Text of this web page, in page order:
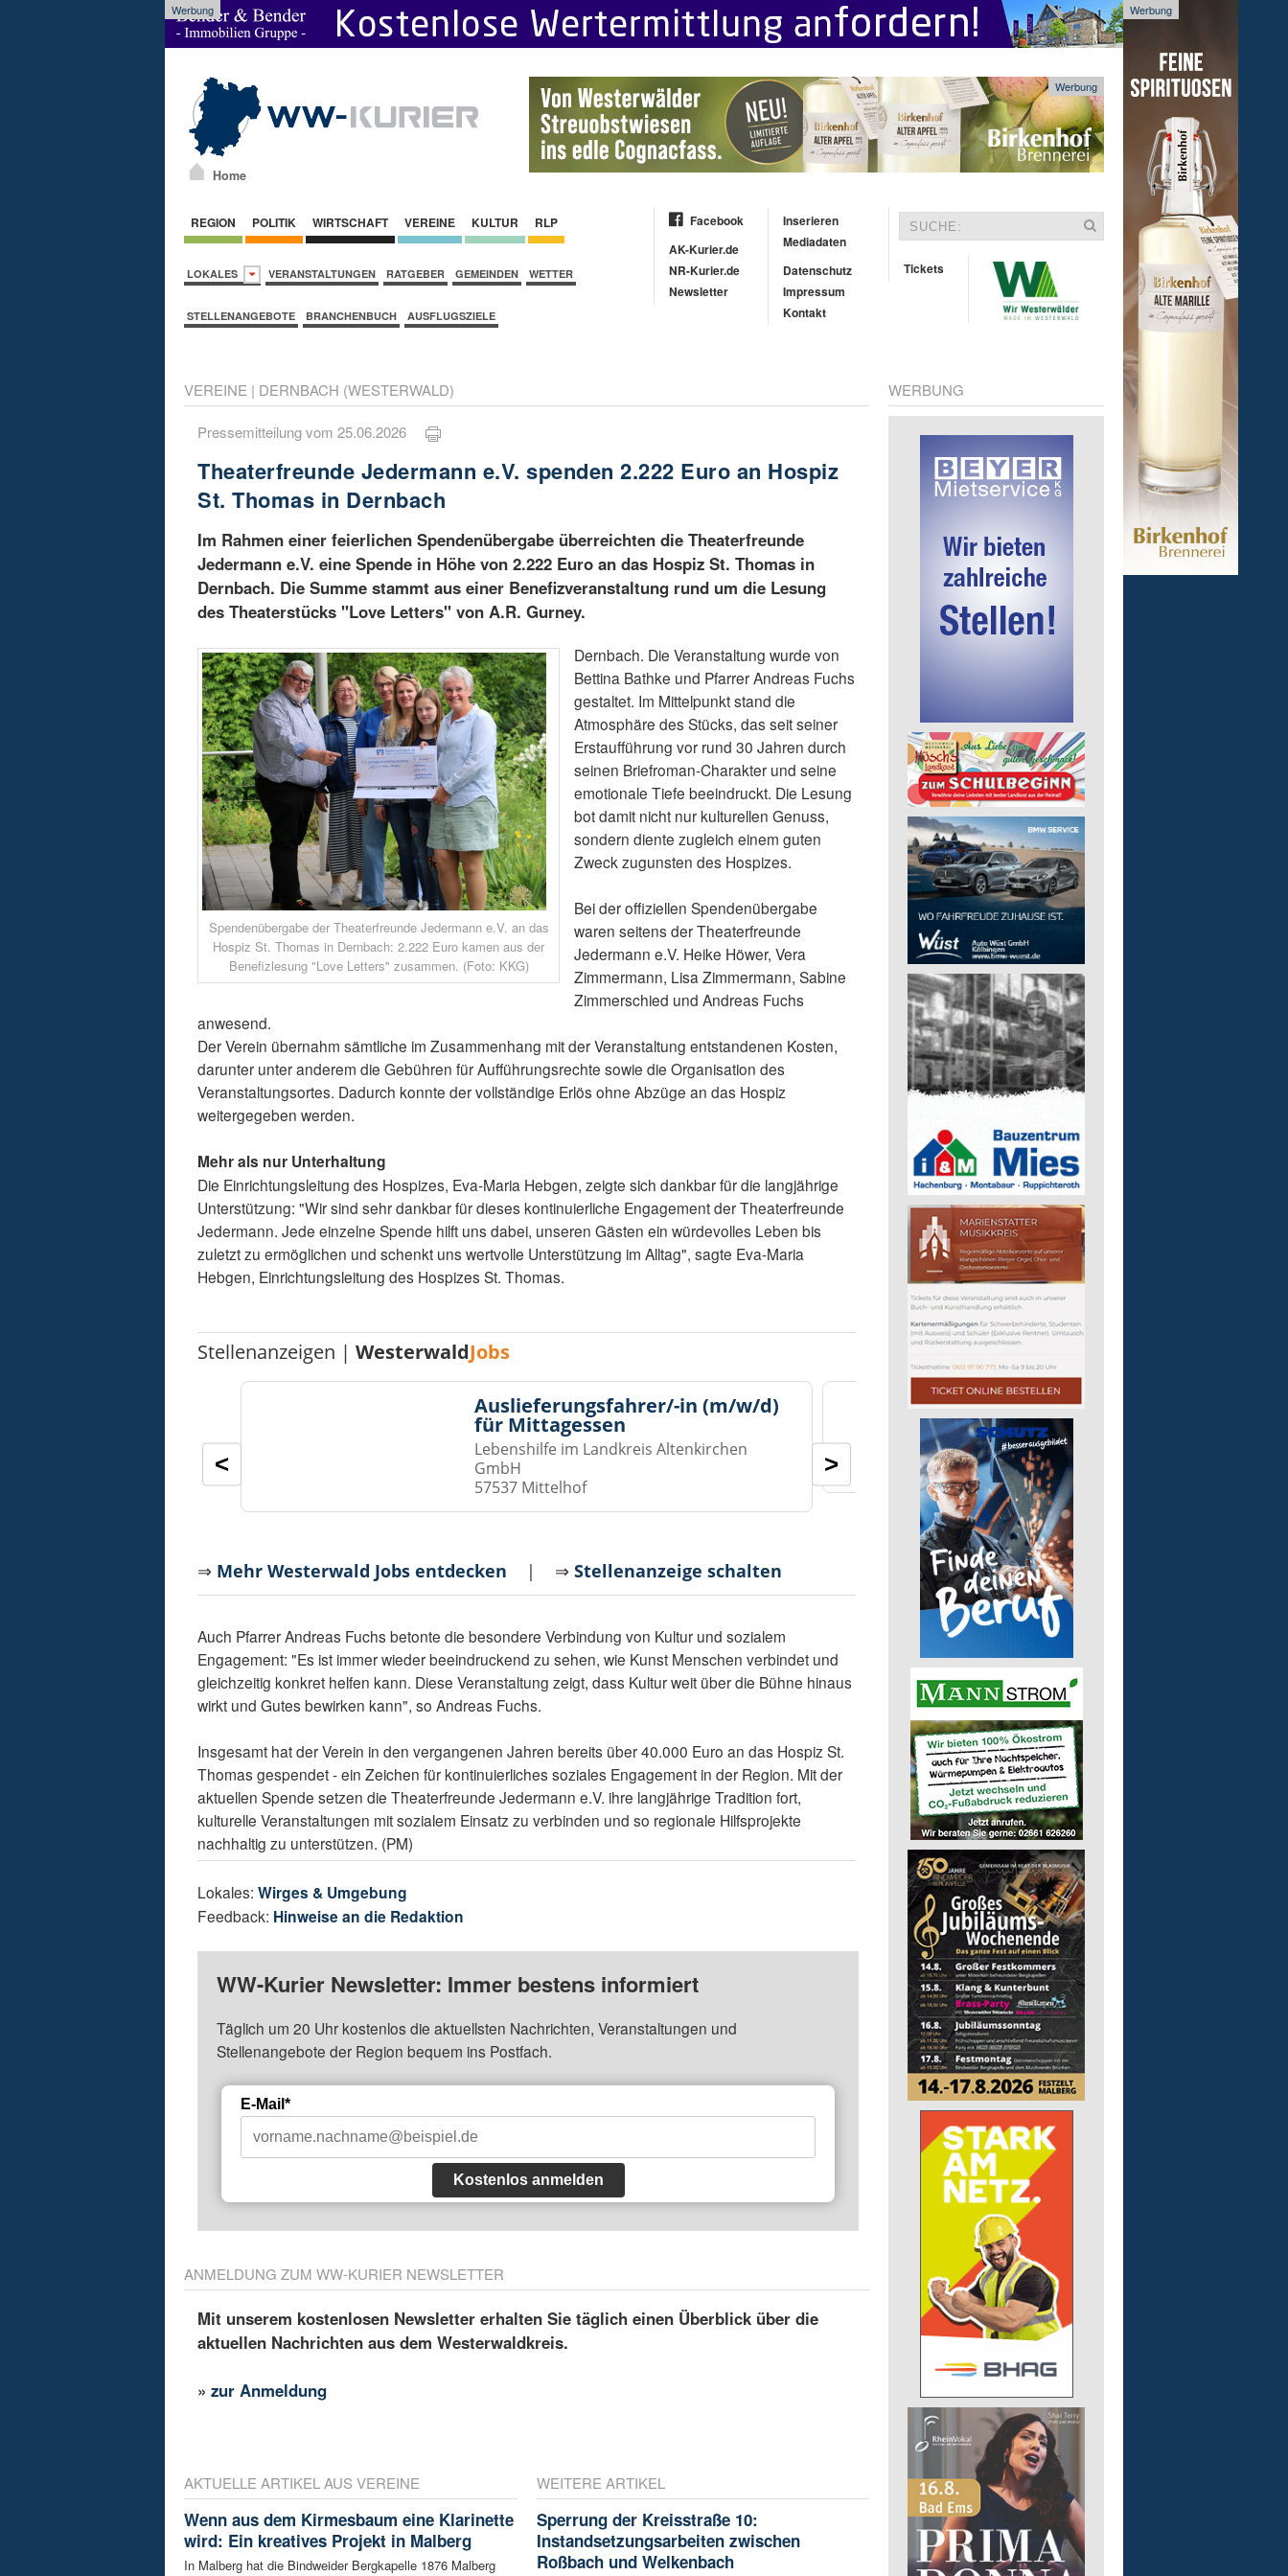
Werbung Werbung
Home
Werbung
REGION POLITIK WIRTSCHAFT VEREINE KULTUR RLP
LOKALES VERANSTALTUNGEN RATGEBER GEMEINDEN WETTER
STELLENANGEBOTE BRANCHENBUCH AUSFLUGSZIELE
Facebook
AK-Kurier.de
NR-Kurier.de
Newsletter
Inserieren
Mediadaten
Datenschutz
Impressum
Kontakt
Tickets
VEREINE | DERNBACH (WESTERWALD)
Pressemitteilung vom 25.06.2026
Theaterfreunde Jedermann e.V. spenden 2.222 Euro an Hospiz
St. Thomas in Dernbach
Im Rahmen einer feierlichen Spendenübergabe überreichten die Theaterfreunde
Jedermann e.V. eine Spende in Höhe von 2.222 Euro an das Hospiz St. Thomas in
Dernbach. Die Summe stammt aus einer Benefizveranstaltung rund um die Lesung
des Theaterstücks "Love Letters" von A.R. Gurney.
Spendenübergabe der Theaterfreunde Jedermann e.V. an das
Hospiz St. Thomas in Dernbach: 2.222 Euro kamen aus der
Benefizlesung "Love Letters" zusammen. (Foto: KKG)
Dernbach. Die Veranstaltung wurde von
Bettina Bathke und Pfarrer Andreas Fuchs
gestaltet. Im Mittelpunkt stand die
Atmosphäre des Stücks, das seit seiner
Erstaufführung vor rund 30 Jahren durch
seinen Briefroman-Charakter und seine
emotionale Tiefe beeindruckt. Die Lesung
bot damit nicht nur kulturellen Genuss,
sondern diente zugleich einem guten
Zweck zugunsten des Hospizes.
Bei der offiziellen Spendenübergabe
waren seitens der Theaterfreunde
Jedermann e.V. Heike Höwer, Vera
Zimmermann, Lisa Zimmermann, Sabine
Zimmerschied und Andreas Fuchs
anwesend.
Der Verein übernahm sämtliche im Zusammenhang mit der Veranstaltung entstandenen Kosten,
darunter unter anderem die Gebühren für Aufführungsrechte sowie die Organisation des
Veranstaltungsortes. Dadurch konnte der vollständige Erlös ohne Abzüge an das Hospiz
weitergegeben werden.
Mehr als nur Unterhaltung
Die Einrichtungsleitung des Hospizes, Eva-Maria Hebgen, zeigte sich dankbar für die langjährige
Unterstützung: "Wir sind sehr dankbar für dieses kontinuierliche Engagement der Theaterfreunde
Jedermann. Jede einzelne Spende hilft uns dabei, unseren Gästen ein würdevolles Leben bis
zuletzt zu ermöglichen und schenkt uns wertvolle Unterstützung im Alltag", sagte Eva-Maria
Hebgen, Einrichtungsleitung des Hospizes St. Thomas.
Stellenanzeigen |WesterwaldJobs
Auslieferungsfahrer/-in (m/w/d)
für Mittagessen
Lebenshilfe im Landkreis Altenkirchen
GmbH
57537 Mittelhof
Kita - Assistenz (m/w/d)
Lebenshilfe im Landkreis
GmbH
57555 Mudersbach
< >
⇒ Mehr Westerwald Jobs entdecken | ⇒Stellenanzeige schalten
Auch Pfarrer Andreas Fuchs betonte die besondere Verbindung von Kultur und sozialem
Engagement: "Es ist immer wieder beeindruckend zu sehen, wie Kunst Menschen verbindet und
gleichzeitig konkret helfen kann. Diese Veranstaltung zeigt, dass Kultur weit über die Bühne hinaus
wirkt und Gutes bewirken kann", so Andreas Fuchs.
Insgesamt hat der Verein in den vergangenen Jahren bereits über 40.000 Euro an das Hospiz St.
Thomas gespendet - ein Zeichen für kontinuierliches soziales Engagement in der Region. Mit der
aktuellen Spende setzen die Theaterfreunde Jedermann e.V. ihre langjährige Tradition fort,
kulturelle Veranstaltungen mit sozialem Einsatz zu verbinden und so regionale Hilfsprojekte
nachhaltig zu unterstützen. (PM)
Lokales:Wirges & Umgebung
Feedback: Hinweise an die Redaktion
WW-Kurier Newsletter: Immer bestens informiert
Täglich um 20 Uhr kostenlos die aktuellsten Nachrichten, Veranstaltungen und
Stellenangebote der Region bequem ins Postfach.
E-Mail*
Kostenlos anmelden
ANMELDUNG ZUM WW-KURIER NEWSLETTER
Mit unserem kostenlosen Newsletter erhalten Sie täglich einen Überblick über die
aktuellen Nachrichten aus dem Westerwaldkreis.
»zur Anmeldung
AKTUELLE ARTIKEL AUS VEREINE
Wenn aus dem Kirmesbaum eine Klarinette
wird: Ein kreatives Projekt in Malberg
In Malberg hat die Bindweider Bergkapelle 1876 Malberg
WEITERE ARTIKEL
Sperrung der Kreisstraße 10:
Instandsetzungsarbeiten zwischen
Roßbach und Welkenbach
WERBUNG